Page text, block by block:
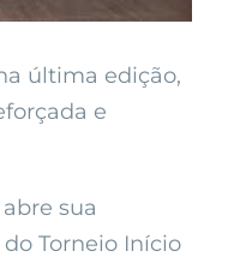
última edição,
e
sua
Torneio Início